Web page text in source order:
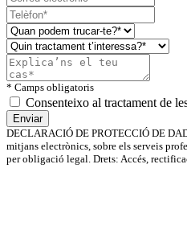
* Camps obligatoris
Consenteixo al tractament de
DECLARACIÓ DE PROTECCIÓ DE
mitjans electrònics, sobre els serveis
per obligació legal. Drets: Accés,